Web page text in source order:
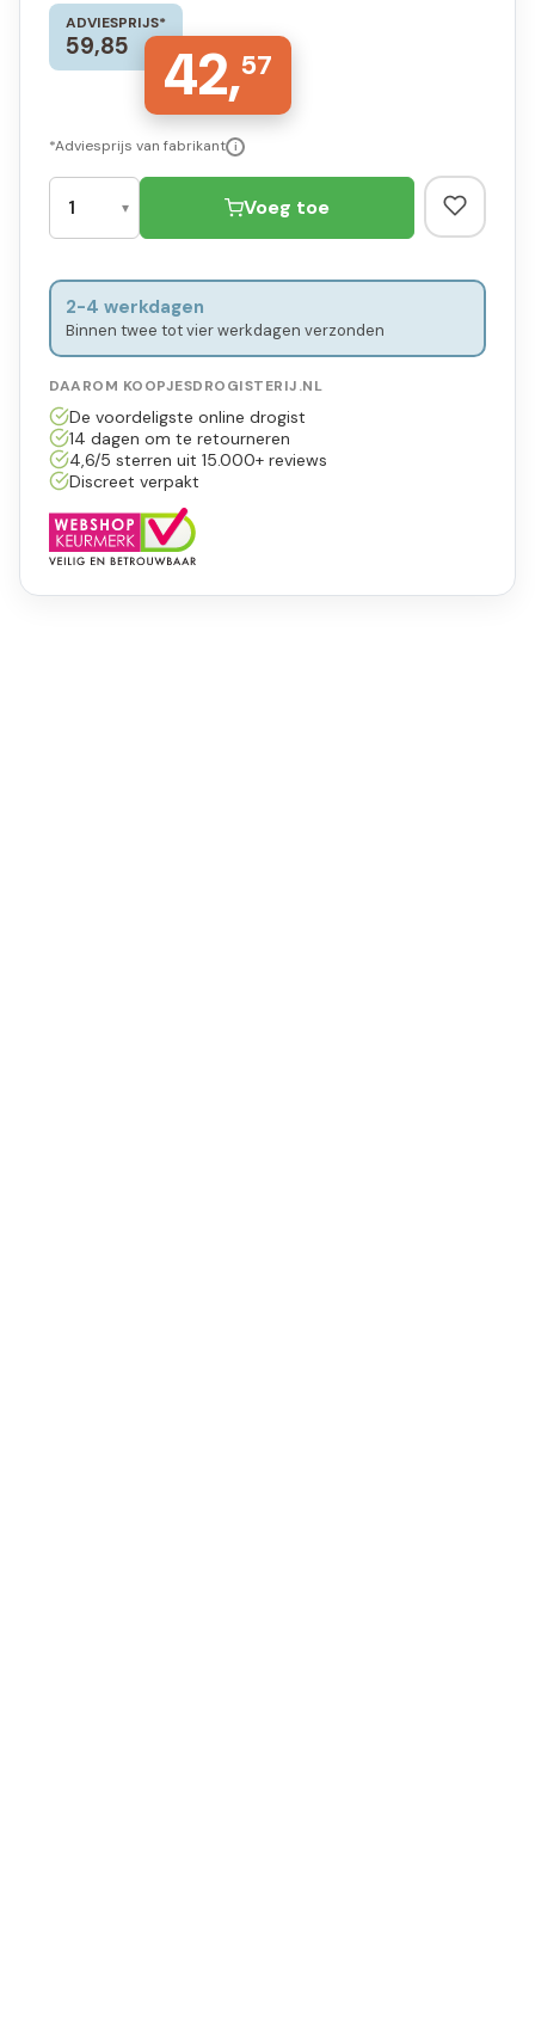
ADVIESPRIJS*
59,85 42,57
*Adviesprijs van fabrikant i
Voeg toe
2-4 werkdagen
Binnen twee tot vier werkdagen verzonden
DAAROM KOOPJESDROGISTERIJ.NL
De voordeligste online drogist
14 dagen om te retourneren
4,6/5 sterren uit 15.000+ reviews
Discreet verpakt